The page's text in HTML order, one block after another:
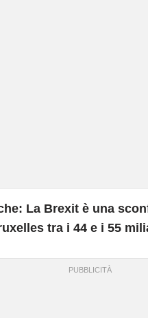
La Brexit è una
tra i 44 e i 55